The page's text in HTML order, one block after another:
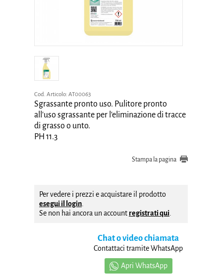
Cod. Articolo: AT00063
Sgrassante pronto uso. Pulitore pronto
all'uso sgrassante per l'eliminazione di tracce
di grasso o unto.
PH 11.3
Stampa la pagina
Per vedere i prezzi e acquistare il prodotto
esegui il login
Se non hai ancora un account registrati qui
Chat o video chiamata
Contattaci tramite WhatsApp
Apri WhatsApp